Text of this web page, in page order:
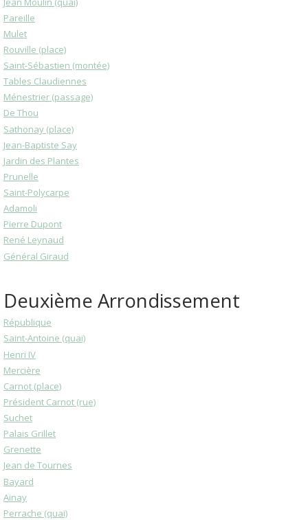
Pareille
Mulet
Rouville (place)
Saint-Sébastien (montée)
Tables Claudiennes
Ménestrier (passage)
De Thou
Sathonay (place)
Jean-Baptiste Say
Jardin des Plantes
Prunelle
Saint-Polycarpe
Adamoli
Pierre Dupont
René Leynaud
Général Giraud
Deuxième Arrondissement
République
Saint-Antoine (quai)
Henri IV
Mercière
Carnot (place)
Président Carnot (rue)
Suchet
Palais Grillet
Grenette
Jean de Tournes
Bayard
Ainay
Perrache (quai)